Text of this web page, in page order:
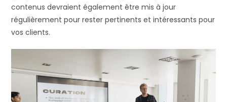
contenus devraient également être mis à jour
régulièrement pour rester pertinents et intéressants pour
vos clients.